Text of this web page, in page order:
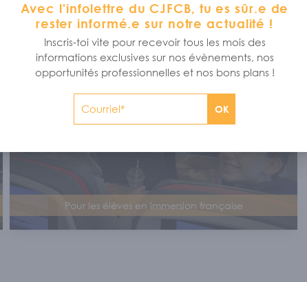
PROGRAMME D’ÉCHANGE C.-B. – QUÉBEC
Pour les élèves en immersion française
Avec l'infolettre du CJFCB, tu es sûr.e de
rester informé.e sur notre actualité !
Inscris-toi vite pour recevoir tous les mois des
informations exclusives sur nos évènements, nos
opportunités professionnelles et nos bons plans !
OK